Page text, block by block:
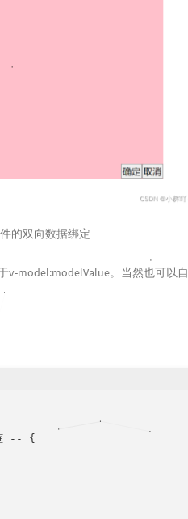
的双向数据绑定
v-model:modelValue。当然也可以自
-- {